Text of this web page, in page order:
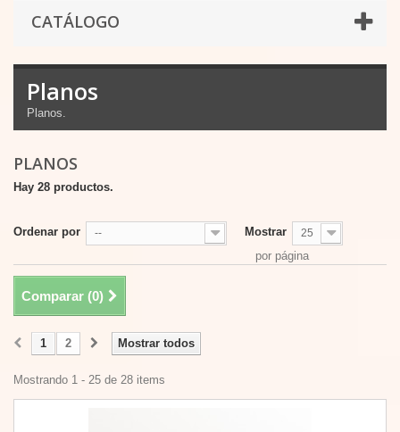
CATÁLOGO
Planos
Planos.
PLANOS
Hay 28 productos.
Ordenar por -- Mostrar 25
por página
Comparar (0)
Mostrar todos
1 2
Mostrando 1 - 25 de 28 items